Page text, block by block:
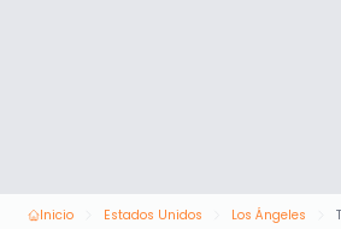
Inicio Estados Unidos Los Ángeles